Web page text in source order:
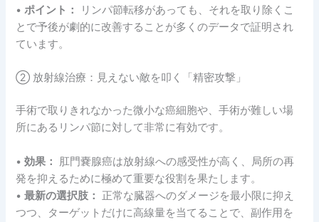
•ポイント：
リンパ節転移があっても、それを取り除くこ
とで予後が劇的に改善することが多くのデータで証明され
ています。
② 放射線治療：見えない敵を叩く「精密攻撃」
手術で取りきれなかった微小な癌細胞や、手術が難しい場
所にあるリンパ節に対して非常に有効です。
•効果：
肛門嚢腺癌は放射線への感受性が高く、局所の再
発を抑えるために極めて重要な役割を果たします。
•最新の選択肢：
正常な臓器へのダメージを最小限に抑え
つつ、ターゲットだけに高線量を当てることで、副作用を